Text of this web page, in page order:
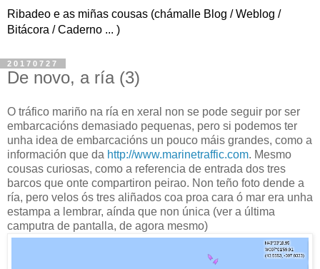
Ribadeo e as miñas cousas (chámalle Blog / Weblog /
Bitácora / Caderno ... )
20170727
De novo, a ría (3)
O tráfico mariño na ría en xeral non se pode seguir por ser
embarcacións demasiado pequenas, pero si podemos ter
unha idea de embarcacións un pouco máis grandes, como a
información que da http://www.marinetraffic.com. Mesmo
cousas curiosas, como a referencia de entrada dos tres
barcos que onte compartiron peirao. Non teño foto dende a
ría, pero velos ós tres aliñados coa proa cara ó mar era unha
estampa a lembrar, aínda que non única (ver a última
camputra de pantalla, de agora mesmo)